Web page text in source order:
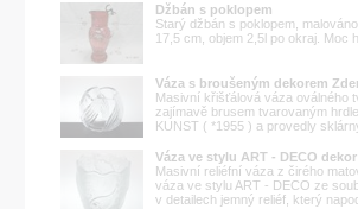
Džbán s poklopem
Starý džbán s poklopem,
17,5 cm, objem 2,5l po okraj. Moc
Váza s broušeným dekorem
Masivní křišťálová váza oválného
zajímavě brusem tvarovaným
KUNST ( *1955 ) a provedly
Váza ve stylu ART - DECO
Masivní reliéfní váza z čirého
váza ve stylu ART - DECO ze
v detailech jemný reliéf, který